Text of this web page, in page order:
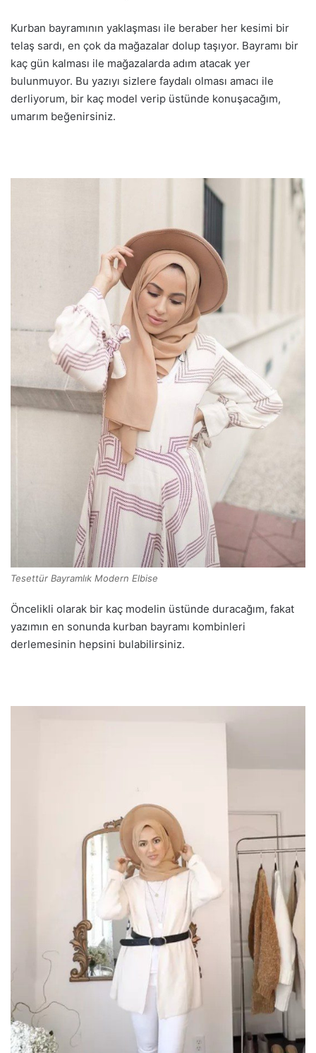
Kurban bayramının yaklaşması ile beraber her kesimi bir
telaş sardı, en çok da mağazalar dolup taşıyor. Bayramı bir
kaç gün kalması ile mağazalarda adım atacak yer
bulunmuyor. Bu yazıyı sizlere faydalı olması amacı ile
derliyorum, bir kaç model verip üstünde konuşacağım,
umarım beğenirsiniz.
Tesettür Bayramlık Modern Elbise
Öncelikli olarak bir kaç modelin üstünde duracağım, fakat
yazımın en sonunda kurban bayramı kombinleri
derlemesinin hepsini bulabilirsiniz.